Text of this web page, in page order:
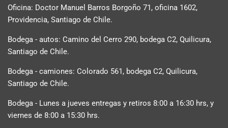
Oficina: Doctor Manuel Barros Borgoño 71, oficina 1602,
Providencia, Santiago de Chile.
Bodega - autos: Camino del Cerro 290, bodega C2, Quilicura,
Santiago de Chile.
Bodega - camiones: Colorado 561, bodega C2, Quilicura,
Santiago de Chile.
Bodega - Lunes a jueves entregas y retiros 8:00 a 16:30 hrs, y
viernes de 8:00 a 15:30 hrs.